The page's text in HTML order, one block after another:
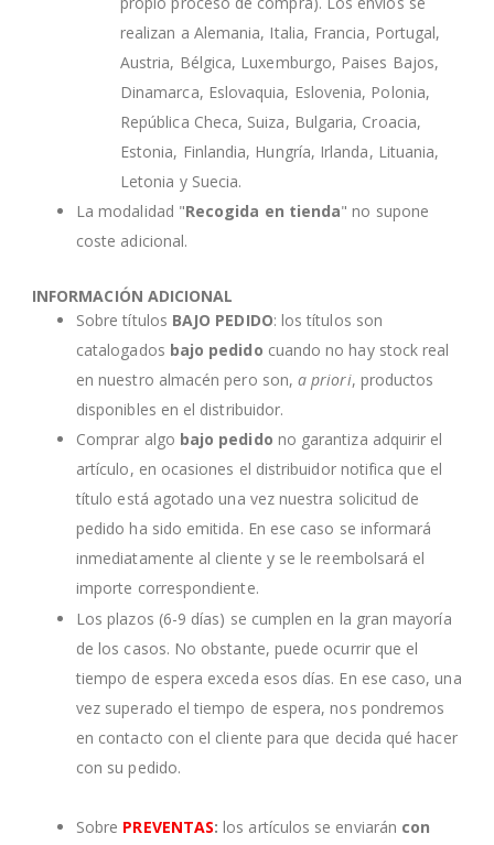
realizan a Alemania, Italia, Francia, Portugal,
Austria, Bélgica, Luxemburgo, Paises Bajos,
Dinamarca, Eslovaquia, Eslovenia, Polonia,
República Checa, Suiza, Bulgaria, Croacia,
Estonia, Finlandia, Hungría, Irlanda, Lituania,
Letonia y Suecia.
La modalidad "Recogida en tienda" no supone
coste adicional.
INFORMACIÓN ADICIONAL
Sobre títulos BAJO PEDIDO: los títulos son
catalogados bajo pedido cuando no hay stock real
en nuestro almacén pero son,a priori, productos
disponibles en el distribuidor.
Comprar algo bajo pedido no garantiza adquirir el
artículo, en ocasiones el distribuidor notifica que el
título está agotado una vez nuestra solicitud de
pedido ha sido emitida. En ese caso se informará
inmediatamente al cliente y se le reembolsará el
importe correspondiente.
Los plazos (6-9 días) se cumplen en la gran mayoría
de los casos. No obstante, puede ocurrir que el
tiempo de espera exceda esos días. En ese caso, una
vez superado el tiempo de espera, nos pondremos
en contacto con el cliente para que decida qué hacer
con su pedido.
Sobre PREVENTAS:los artículos se enviarán con